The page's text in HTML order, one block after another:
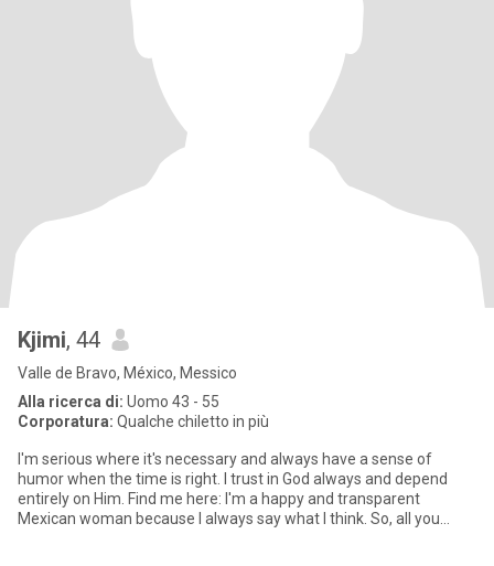
Kjimi, 44
Valle de Bravo, México, Messico
Alla ricerca di: Uomo 43 - 55
Corporatura: Qualche chiletto in più
I'm serious where it's necessary and always have a sense of
humor when the time is right. I trust in God always and depend
entirely on Him. Find me here: I'm a happy and transparent
Mexican woman because I always say what I think. So, all you